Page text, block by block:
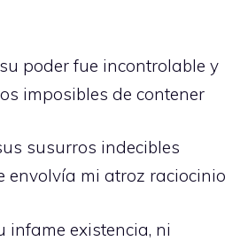
poder fue incontrolable y
imposibles de contener
susurros indecibles
envolvía mi atroz raciocinio
infame existencia, ni